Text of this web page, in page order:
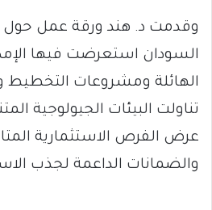
وقدمت د. هند ورقة عمل حول
السودان استعرضت فيها
الهائلة ومشروعات التخطيط
تناولت البيئات الجيولوجية
عرض الفرص الاستثمارية
والضمانات الداعمة لجذب